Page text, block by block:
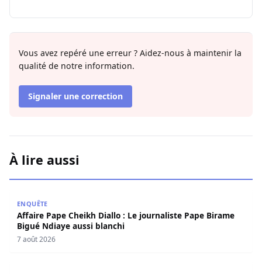
Vous avez repéré une erreur ? Aidez-nous à maintenir la
qualité de notre information.
Signaler une correction
À lire aussi
ENQUÊTE
Affaire Pape Cheikh Diallo : Le journaliste Pape Birame
Bigué Ndiaye aussi blanchi
7 août 2026